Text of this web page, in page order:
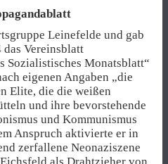
Leinefelde und gab
Vereinsblatt
Sozialistisches Monatsblatt“
eigenen Angaben „die
Elite, die die weißen
und ihre bevorstehende
und Kommunismus
Anspruch aktivierte er in
zerfallene Neonaziszene